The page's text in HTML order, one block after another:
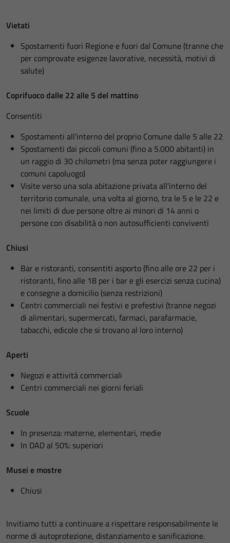
Vietati
Spostamenti fuori Regione e fuori dal Comune (tranne che
per comprovate esigenze lavorative, necessità, motivi di
salute)
Coprifuoco dalle 22 alle 5 del mattino
Consentiti
Spostamenti all'interno del proprio Comune dalle 5 alle 22
Spostamenti dai piccoli comuni (fino a 5.000 abitanti) in
un raggio di 30 chilometri (ma senza poter raggiungere i
comuni capoluogo)
Visite verso una sola abitazione privata all'interno del
territorio comunale, una volta al giorno, tra le 5 e le 22 e
nei limiti di due persone oltre ai minori di 14 anni o
persone con disabilità o non autosufficienti conviventi
Chiusi
Bar e ristoranti, consentiti asporto (fino alle ore 22 per i
ristoranti, fino alle 18 per i bar e gli esercizi senza cucina)
e consegne a domicilio (senza restrizioni)
Centri commerciali nei festivi e prefestivi (tranne negozi
di alimentari, supermercati, farmaci, parafarmacie,
tabacchi, edicole che si trovano al loro interno)
Aperti
Negozi e attività commerciali
Centri commerciali nei giorni feriali
Scuole
In presenza: materne, elementari, medie
In DAD al 50%: superiori
Musei e mostre
Chiusi
Invitiamo tutti a continuare a rispettare responsabilmente le
norme di autoprotezione, distanziamento e sanificazione.